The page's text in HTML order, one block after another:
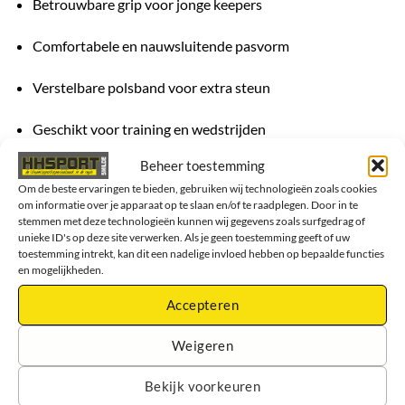
Beheer toestemming
Om de beste ervaringen te bieden, gebruiken wij technologieën zoals cookies
om informatie over je apparaat op te slaan en/of te raadplegen. Door in te
stemmen met deze technologieën kunnen wij gegevens zoals surfgedrag of
unieke ID's op deze site verwerken. Als je geen toestemming geeft of uw
toestemming intrekt, kan dit een nadelige invloed hebben op bepaalde functies
en mogelijkheden.
Accepteren
Weigeren
Bekijk voorkeuren
Betrouwbare grip voor jonge keepers
Comfortabele en nauwsluitende pasvorm
Verstelbare polsband voor extra steun
Geschikt voor training en wedstrijden
Duurzaam materiaal voor regelmatig gebruik
Kortom, de Reusch Attrakt Silver Junior 2025
keepershandschoenen zijn een uitstekende keuze voor jonge
keepers die hun spel willen verbeteren met comfortabele,
stevige en betrouwbare handschoenen.
GERELATEERDE PRODUCTEN